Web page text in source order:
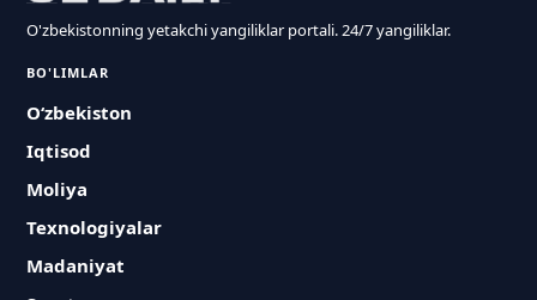
O'zbekistonning yetakchi yangiliklar portali. 24/7 yangiliklar.
BO'LIMLAR
O‘zbekiston
Iqtisod
Moliya
Texnologiyalar
Madaniyat